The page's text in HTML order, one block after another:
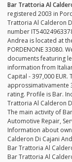
Bar Trattoria Al
registered 2003 in
Trattoria Al Calderon
number
Andrea is located at
PORDENONE 33080.
documents featuring
information from
Capital - 397,000
approssimativamente
rating. Profile is Bar.
Trattoria Al Calderon
The main activity of
Automotive Repair,
Information about
Calderon Di Cajani
Bar Trattoria Al
Bar Trattoria Al